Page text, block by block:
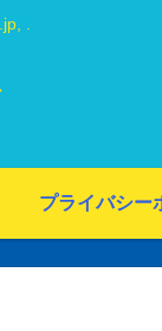
.
プライバシー